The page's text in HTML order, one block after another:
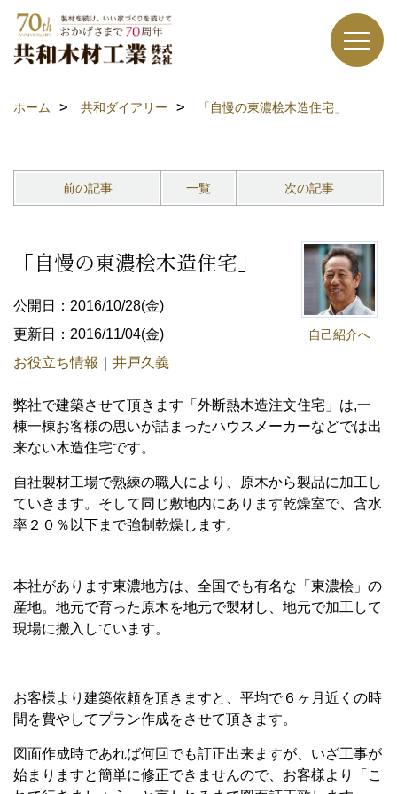
ホーム 共和ダイアリー 「自慢の東濃桧木造住宅」
前の記事 一覧 次の記事
自己紹介へ
「自慢の東濃桧木造住宅」
公開日：2016/10/28(金)
更新日：2016/11/04(金)
お役立ち情報
井戸久義
弊社で建築させて頂きます「外断熱木造注文住宅」は,一
棟一棟お客様の思いが詰まったハウスメーカーなどでは出
来ない木造住宅です。
自社製材工場で熟練の職人により、原木から製品に加工し
ていきます。そして同じ敷地内にあります乾燥室で、含水
率２０％以下まで強制乾燥します。
本社があります東濃地方は、全国でも有名な「東濃桧」の
産地。地元で育った原木を地元で製材し、地元で加工して
現場に搬入しています。
お客様より建築依頼を頂きますと、平均で６ヶ月近くの時
間を費やしてプラン作成をさせて頂きます。
図面作成時であれば何回でも訂正出来ますが、いざ工事が
始まりますと簡単に修正できませんので、お客様より「こ